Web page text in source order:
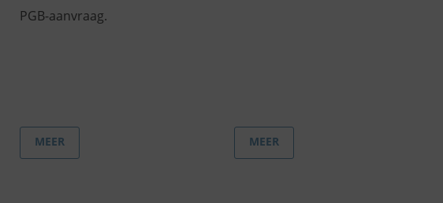
PGB-aanvraag.
MEER MEER